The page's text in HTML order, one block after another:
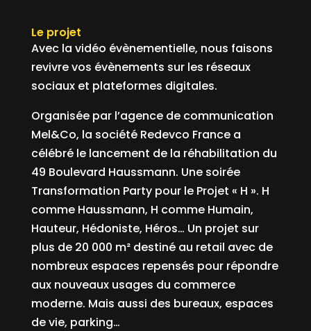
Le projet
Avec la vidéo évènementielle, nous faisons
revivre vos évènements sur les réseaux
sociaux et plateformes digitales.
Organisée par l’agence de communication
Mel&Co, la société Redevco France a
célébré le lancement de la réhabilitation du
49 Boulevard Haussmann. Une soirée
Transformation Party pour le Projet « H ». H
comme Haussmann, H comme Humain,
Hauteur, Hédoniste, Héros… Un projet sur
plus de 20 000 m² destiné au retail avec de
nombreux espaces repensés pour répondre
aux nouveaux usages du commerce
moderne. Mais aussi des bureaux, espaces
de vie, parking…